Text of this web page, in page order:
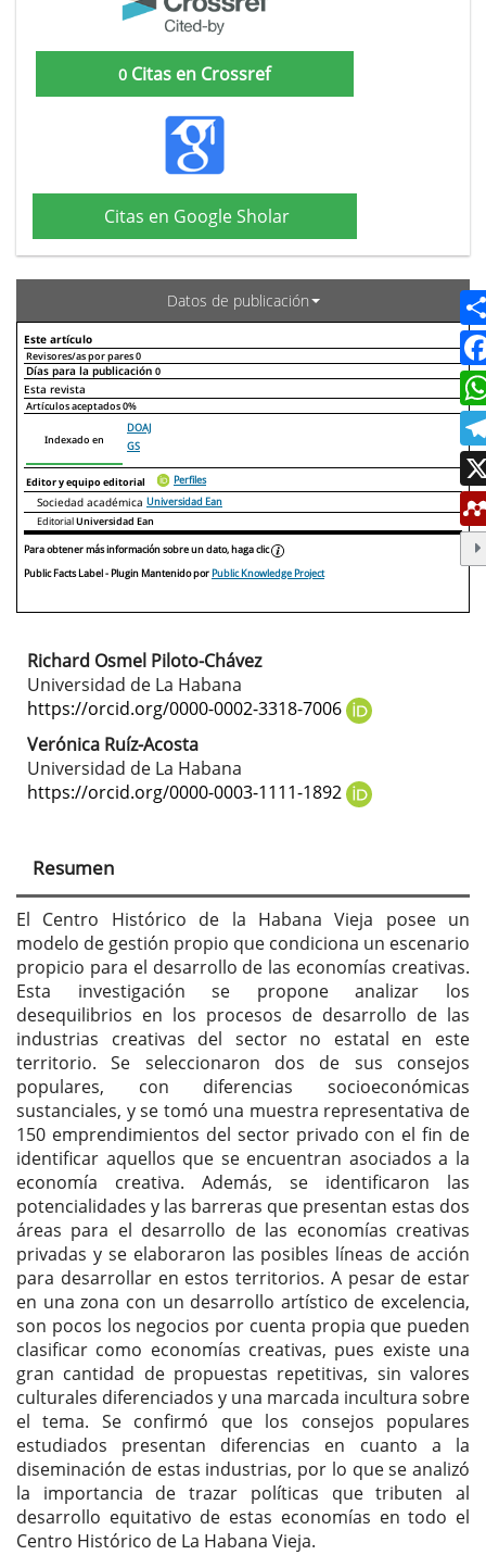
0 Citas en Crossref
Citas en Google Sholar
Datos de publicación
Este artículo
Revisores/as por pares0
Días para la publicación 0
Declaraciones de autoría
Esta revista
Artículos aceptados0%
Indexado en
DOAJ
GS
Editor y equipo editorial Perfiles
Sociedad académica Universidad Ean
EditorialUniversidad Ean
Para obtener más información sobre un dato, haga clic
Public Facts Label- Plugin Mantenido por Public Knowledge Project
Contenido
principal
del
artículo
Richard Osmel Piloto-Chávez
Universidad de La Habana
https://orcid.org/0000-0002-3318-7006
Verónica Ruíz-Acosta
Universidad de La Habana
https://orcid.org/0000-0003-1111-1892
Resumen
El Centro Histórico de la Habana Vieja posee un
modelo de gestión propio que condiciona un escenario
propicio para el desarrollo de las economías creativas.
Esta investigación se propone analizar los
desequilibrios en los procesos de desarrollo de las
industrias creativas del sector no estatal en este
territorio. Se seleccionaron dos de sus consejos
populares, con diferencias socioeconómicas
sustanciales, y se tomó una muestra representativa de
150 emprendimientos del sector privado con el fin de
identificar aquellos que se encuentran asociados a la
economía creativa. Además, se identificaron las
potencialidades y las barreras que presentan estas dos
áreas para el desarrollo de las economías creativas
privadas y se elaboraron las posibles líneas de acción
para desarrollar en estos territorios. A pesar de estar
en una zona con un desarrollo artístico de excelencia,
son pocos los negocios por cuenta propia que pueden
clasificar como economías creativas, pues existe una
gran cantidad de propuestas repetitivas, sin valores
culturales diferenciados y una marcada incultura sobre
el tema. Se confirmó que los consejos populares
estudiados presentan diferencias en cuanto a la
diseminación de estas industrias, por lo que se analizó
la importancia de trazar políticas que tributen al
desarrollo equitativo de estas economías en todo el
Centro Histórico de La Habana Vieja.